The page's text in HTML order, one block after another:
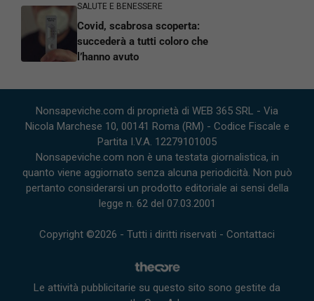
SALUTE E BENESSERE
Covid, scabrosa scoperta:
succederà a tutti coloro che
l’hanno avuto
Nonsapeviche.com di proprietà di WEB 365 SRL - Via
Nicola Marchese 10, 00141 Roma (RM) - Codice Fiscale e
Partita I.V.A. 12279101005
Nonsapeviche.com non è una testata giornalistica, in
quanto viene aggiornato senza alcuna periodicità. Non può
pertanto considerarsi un prodotto editoriale ai sensi della
legge n. 62 del 07.03.2001
Copyright ©2026 - Tutti i diritti riservati - Contattaci
Le attività pubblicitarie su questo sito sono gestite da